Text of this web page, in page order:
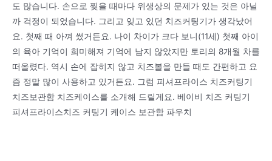
도 많습니다. 손으로 찢을 때마다 위생상의 문제가 있는 것은 아닐
까 걱정이 되었습니다. 그리고 잊고 있던 치즈커팅기가 생각났어
요. 첫째 때 아껴 썼거든요. 나이 차이가 크다 보니(11세) 첫째 아이
의 육아 기억이 희미해져 기억에 남지 않았지만 토리의 8개월 차를
떠올렸다. 역시 손에 잡히지 않고 치즈볼을 만들 때도 간편하고 요
즘 정말 많이 사용하고 있거든요. 그럼 피셔프라이스 치즈커팅기
치즈보관함 치즈케이스를 소개해 드릴게요. 베이비 치즈 커팅기
피셔프라이스치즈 커팅기 케이스 보관함 파우치